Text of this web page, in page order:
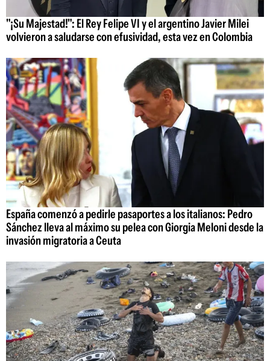
"¡Su Majestad!": El Rey Felipe VI y el argentino Javier Milei
volvieron a saludarse con efusividad, esta vez en Colombia
España comenzó a pedirle pasaportes a los italianos: Pedro
Sánchez lleva al máximo su pelea con Giorgia Meloni desde la
invasión migratoria a Ceuta